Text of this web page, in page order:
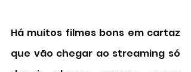
Há muitos filmes bons em cartaz
que vão chegar ao streaming só